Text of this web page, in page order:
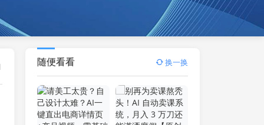
随便看看 换一换